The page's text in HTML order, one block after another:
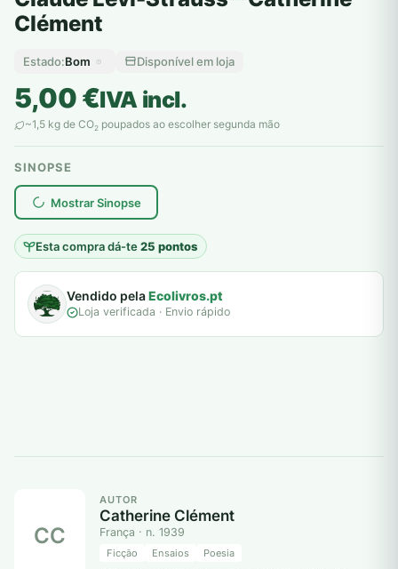
Clément
Estado:Bom Disponível em loja
5,00€IVA incl.
~1,5 kg de CO2 poupados ao escolher segunda mão
SINOPSE
Mostrar Sinopse
Esta compra dá-te25 pontos
plantar árvores reais
Vendido pelaEcolivros.pt
Loja verificada · Envio rápido
CC
AUTOR
Catherine Clément
França · n. 1939
Ficção Ensaios Poesia